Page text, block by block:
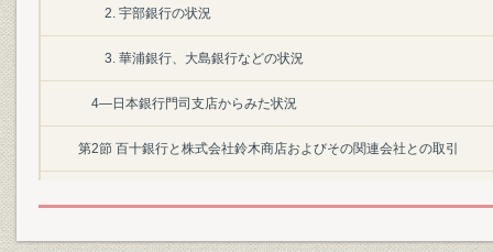
2. 宇部銀行の状況
3. 華浦銀行、大島銀行などの状況
4―日本銀行門司支店からみた状況
第2節 百十銀行と株式会社鈴木商店およびその関連会社との取引
2―帝国麦酒(株)事件と百十銀行の取付け